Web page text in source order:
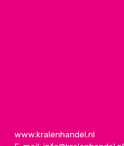
www.kralenhandel.nl